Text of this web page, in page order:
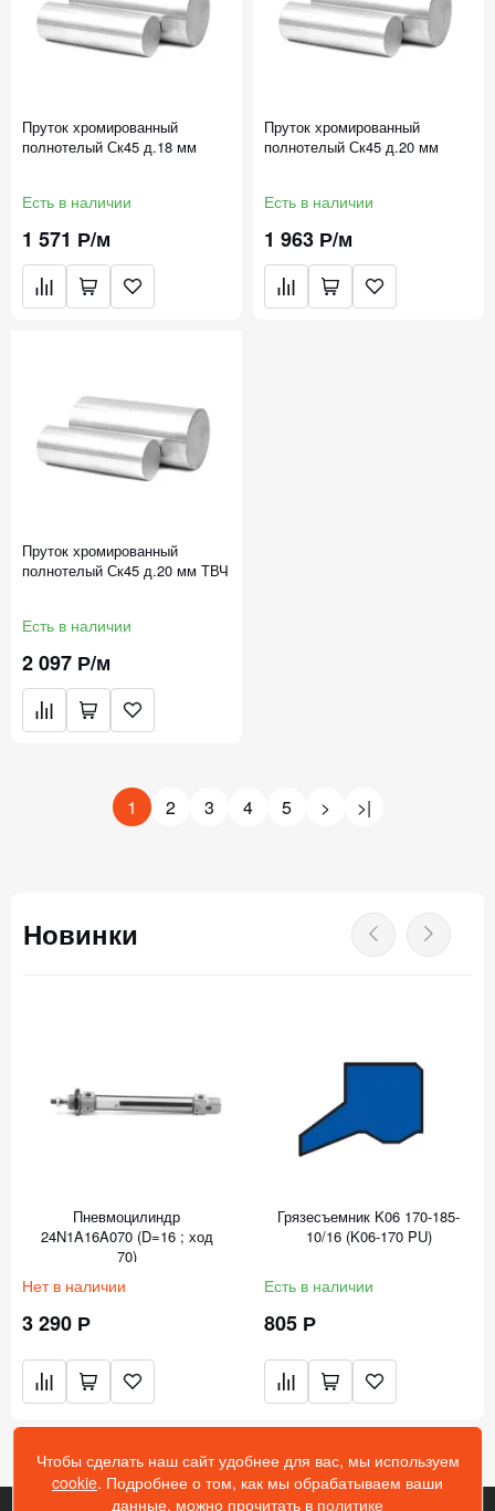
Пруток хромированный
полнотелый Ск45 д.18 мм
Есть в наличии
1 571 Р/м
Пруток хромированный
полнотелый Ск45 д.20 мм
Есть в наличии
1 963 Р/м
Пруток хромированный
полнотелый Ск45 д.20 мм ТВЧ
Есть в наличии
2 097 Р/м
1 2 3 4 5 > >|
Новинки
Пневмоцилиндр
24N1A16A070 (D=16 ; ход
70)
Нет в наличии
3 290 Р
Грязесъемник K06 170-185-
10/16 (K06-170 PU)
Есть в наличии
805 Р
Чтобы сделать наш сайт удобнее для вас, мы используем
cookie. Подробнее о том, как мы обрабатываем ваши
данные, можно прочитать в политике